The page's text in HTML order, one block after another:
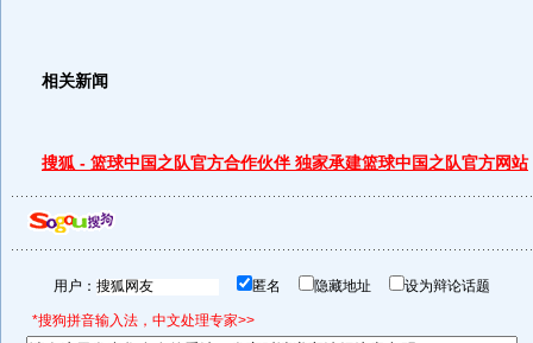
相关新闻
搜狐 - 篮球中国之队官方合作伙伴 独家承建篮球中国之队官方网站
用户： 匿名 隐藏地址 设为辩论话题
*搜狗拼音输入法，中文处理专家>>